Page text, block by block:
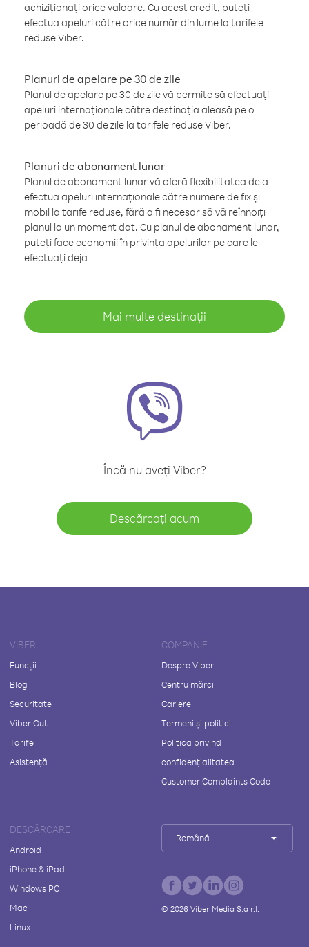
achiziționați orice valoare. Cu acest credit, puteți
efectua apeluri către orice număr din lume la tarifele
reduse Viber.
Planuri de apelare pe 30 de zile
Planul de apelare pe 30 de zile vă permite să efectuați
apeluri internaționale către destinația aleasă pe o
perioadă de 30 de zile la tarifele reduse Viber.
Planuri de abonament lunar
Planul de abonament lunar vă oferă flexibilitatea de a
efectua apeluri internaționale către numere de fix și
mobil la tarife reduse, fără a fi necesar să vă reînnoiți
planul la un moment dat. Cu planul de abonament lunar,
puteți face economii în privința apelurilor pe care le
efectuați deja
Mai multe destinații
Încă nu aveți Viber?
Descărcați acum
VIBER
Funcții
Blog
Securitate
Viber Out
Tarife
Asistență
COMPANIE
Despre Viber
Centru mărci
Cariere
Termeni și politici
Politica privind
confidențialitatea
Customer Complaints Code
DESCĂRCARE
Android
iPhone & iPad
Windows PC
Mac
Linux
Română
© 2026Viber Media S.à r.l.